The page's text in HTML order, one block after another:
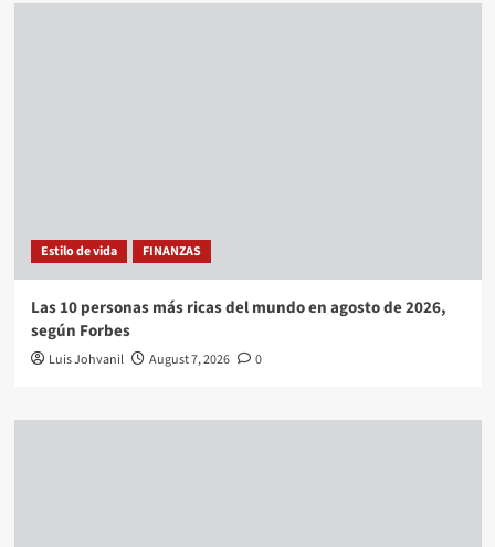
Estilo de vida FINANZAS
Las 10 personas más ricas del mundo en agosto de 2026,
según Forbes
Luis Johvanil August 7, 2026 0